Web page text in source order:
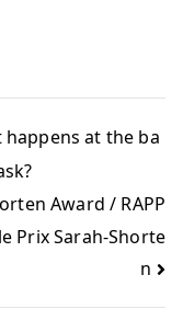
at the ba
Award / RAPP
Prix Sarah-Shorte
n